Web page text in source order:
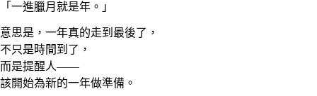
「一進臘月就是年。」
意思是，一年真的走到最後了，
不只是時間到了，
而是提醒人——
該開始為新的一年做準備。